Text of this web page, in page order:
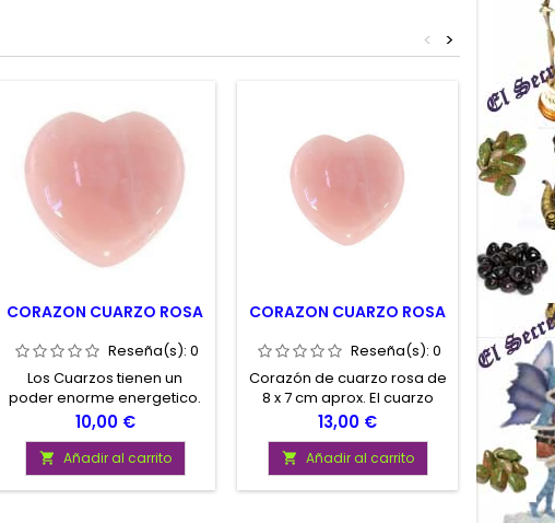
>
<
CORAZON CUARZO ROSA
Reseña(s): 0
Los Cuarzos tienen un
poder enorme energetico.
Poseen incluso la
capacidad de recargar
energeticamente otras
piedras. De hecho se usan
para limpieza de otros
Precio
10,00 €
 Añadir al carrito
CORAZON CUARZO ROSA
Reseña(s): 0
Corazón de cuarzo rosa de
8 x 7 cm aprox. El cuarzo
Rosa para el amor, el
corazón. Poderosa figura
Precio
13,00 €
 Añadir al carrito 